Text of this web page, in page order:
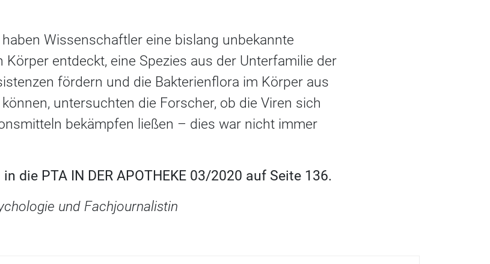
Wissenschaftler eine bislang unbekannte
entdeckt, eine Spezies aus der Unterfamilie der
fördern und die Bakterienflora im Körper aus
untersuchten die Forscher, ob die Viren sich
bekämpfen ließen – dies war nicht immer
die PTA IN DER APOTHEKE 03/2020 auf Seite 136.
und Fachjournalistin